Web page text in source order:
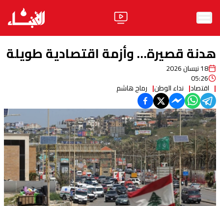
الأخبار
آراء
فيديو
مواقف
وليد جنبلاطالحزب
ابحث
هدنة قصيرة… وأزمة اقتصادية طويلة
18 نيسان 2026
05:26
اقتصاد نداء الوطن رماح هاشم